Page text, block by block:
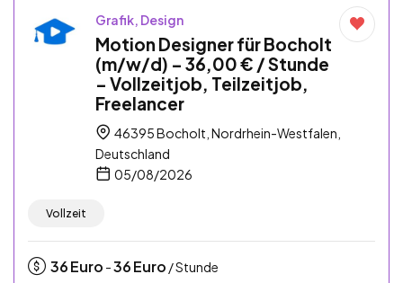
Grafik, Design
Motion Designer für Bocholt
(m/w/d) – 36,00 € / Stunde
– Vollzeitjob, Teilzeitjob,
Freelancer
46395 Bocholt, Nordrhein-Westfalen,
Deutschland
05/08/2026
Vollzeit
36Euro -36Euro / Stunde